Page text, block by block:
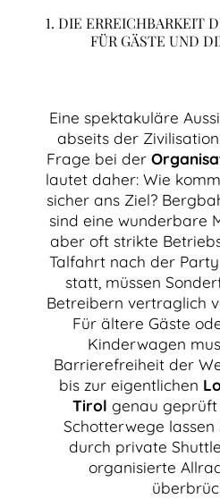
1. DIE ERREICHBARKEIT
FÜR GÄSTE UND
Eine spektakuläre
abseits der
Frage bei der
lautet daher: Wie
sicher ans Ziel?
sind eine wunderbare
aber oft strikte
Talfahrt nach der
statt, müssen
Betreibern vertraglich
Für ältere Gäste
Kinderwagen
Barrierefreiheit der
bis zur eigentlichen
Tirol genau geprüft
Schotterwege
durch private
organisierte